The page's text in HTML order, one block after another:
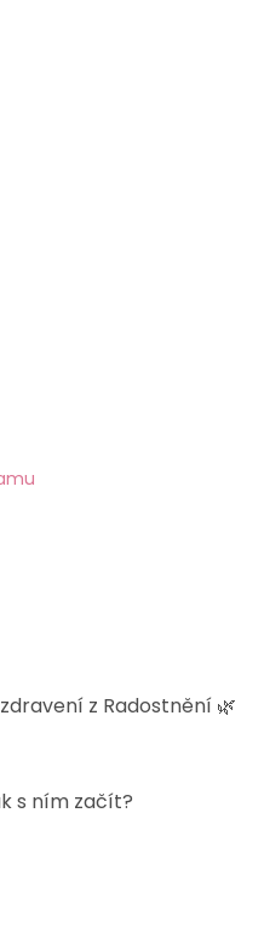
z Radostnění 🌿
s ním začít?